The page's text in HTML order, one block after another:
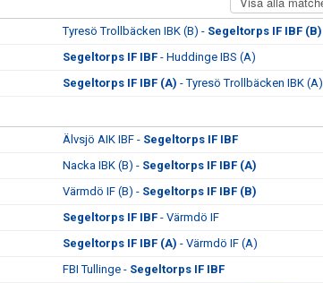
Tyresö Trollbäcken IBK (B) - Segeltorps IF IBF (B)
Segeltorps IF IBF - Huddinge IBS (A)
Segeltorps IF IBF (A) - Tyresö Trollbäcken IBK (A)
Älvsjö AIK IBF - Segeltorps IF IBF
Nacka IBK (B) - Segeltorps IF IBF (A)
Värmdö IF (B) - Segeltorps IF IBF (B)
Segeltorps IF IBF - Värmdö IF
Segeltorps IF IBF (A) - Värmdö IF (A)
FBI Tullinge - Segeltorps IF IBF